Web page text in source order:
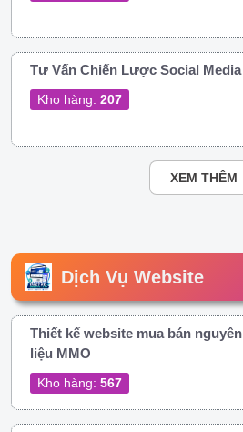
Tư Vấn Chiến Lược Social Media
Kho hàng: 207
XEM THÊM
Dịch Vụ Website
Thiết kế website mua bán nguyên
liệu MMO
Kho hàng: 567